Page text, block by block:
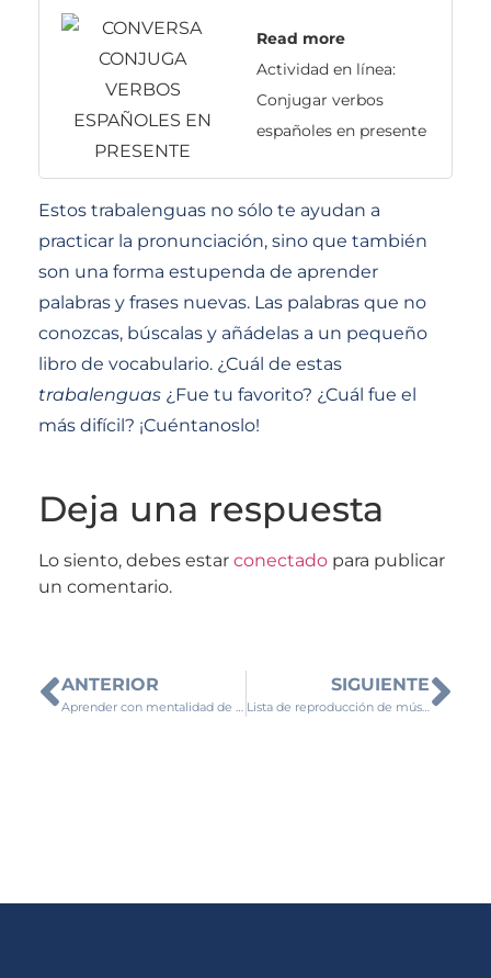
Read more
Actividad en línea:
Conjugar verbos
españoles en presente
Estos trabalenguas no sólo te ayudan a
practicar la pronunciación, sino que también
son una forma estupenda de aprender
palabras y frases nuevas. Las palabras que no
conozcas, búscalas y añádelas a un pequeño
libro de vocabulario. ¿Cuál de estas
trabalenguas ¿Fue tu favorito? ¿Cuál fue el
más difícil? ¡Cuéntanoslo!
Deja una respuesta
Lo siento, debes estar conectado para publicar
un comentario.
ANTERIOR
Aprender con mentalidad de crecimiento
SIGUIENTE
Lista de reproducción de música española del verano 2022